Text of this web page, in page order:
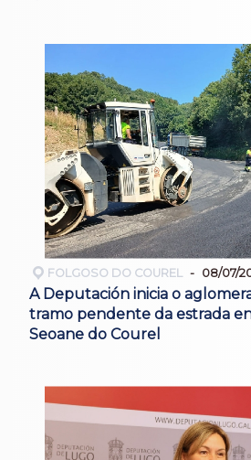
FOLGOSO DO COUREL 08/07/
A Deputación inicia o
tramo pendente da estrada
Seoane do Courel